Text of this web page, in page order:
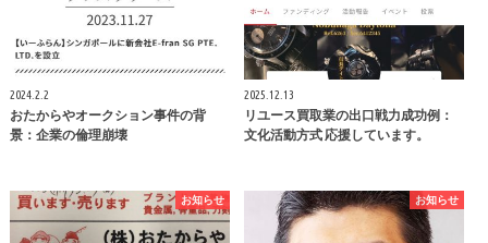
2024.2.2
おたからやオークション事件の背
景：企業の倫理崩壊
2025.12.13
リユース買取業の出口戦力成功例：
文化活動方式 応援しています。
お知らせ お知らせ